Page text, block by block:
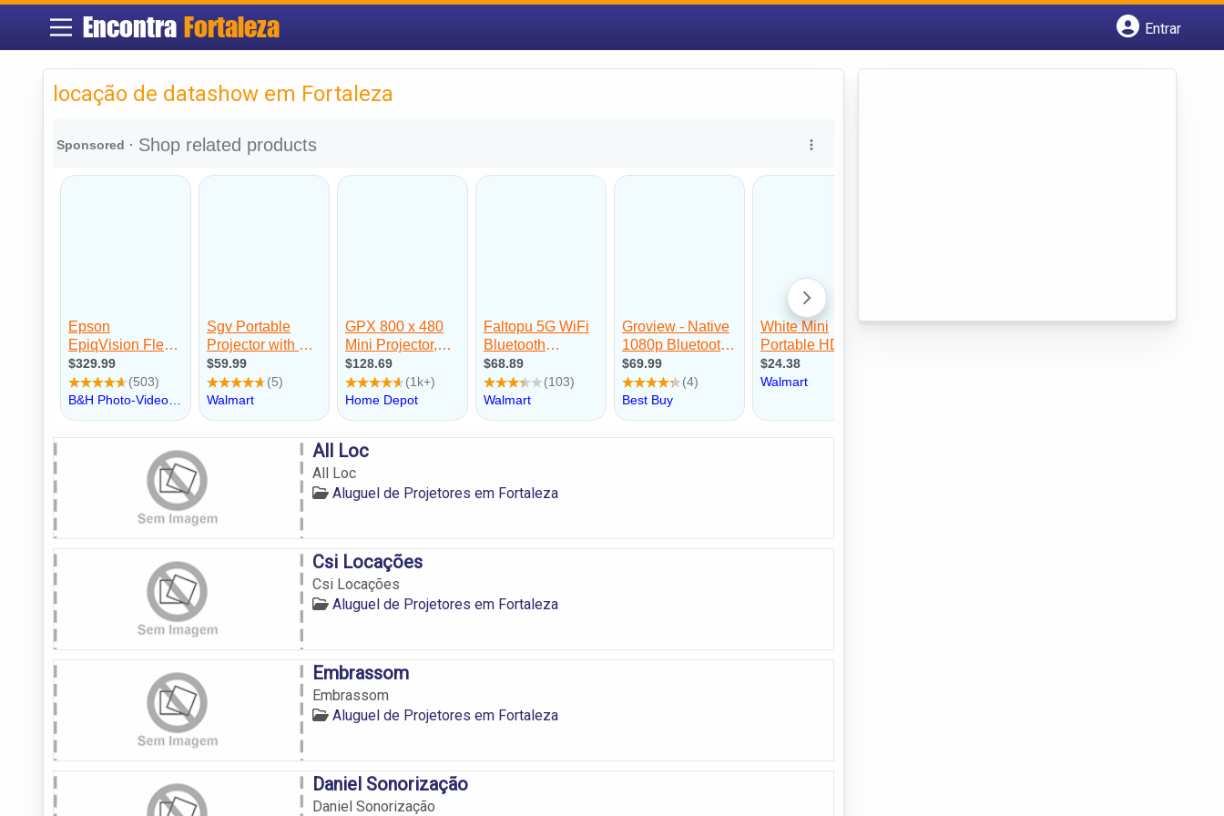
Encontra Fortaleza
Entrar
locação de datashow em Fortaleza
All Loc
All Loc
Aluguel de Projetores em Fortaleza
Csi Locações
Csi Locações
Aluguel de Projetores em Fortaleza
Embrassom
Embrassom
Aluguel de Projetores em Fortaleza
Daniel Sonorização
Daniel Sonorização